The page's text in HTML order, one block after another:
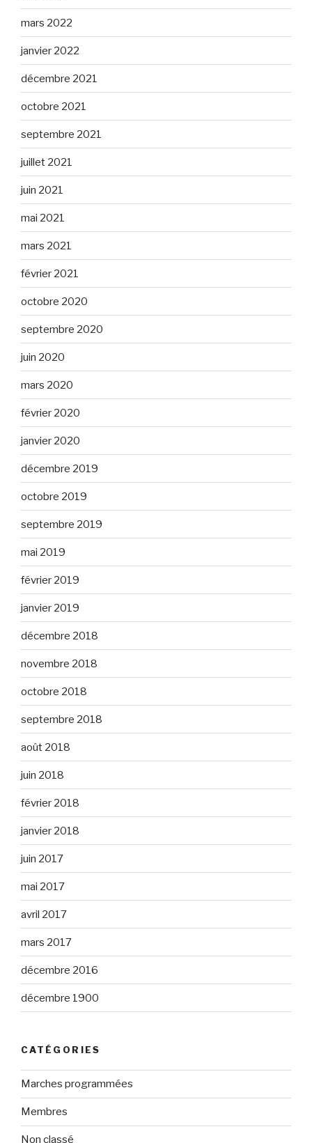
mars 2022
janvier 2022
décembre 2021
octobre 2021
septembre 2021
juillet 2021
juin 2021
mai 2021
mars 2021
février 2021
octobre 2020
septembre 2020
juin 2020
mars 2020
février 2020
janvier 2020
décembre 2019
octobre 2019
septembre 2019
mai 2019
février 2019
janvier 2019
décembre 2018
novembre 2018
octobre 2018
septembre 2018
août 2018
juin 2018
février 2018
janvier 2018
juin 2017
mai 2017
avril 2017
mars 2017
décembre 2016
décembre 1900
CATÉGORIES
Marches programmées
Membres
Non classé